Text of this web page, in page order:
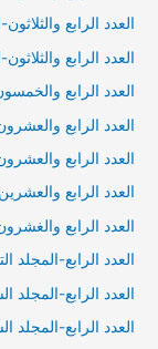
العدد الرابع
العدد الرابع
العدد الرابع
العدد الرابع
العدد الرابع
العدد الرابع
العدد الرابع
العدد الرابع-المجلد
العدد الرابع-المجلد
العدد الرابع-المجلد